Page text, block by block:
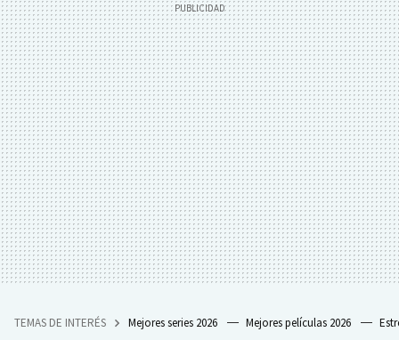
TEMAS DE INTERÉS Mejores series 2026 Mejores películas 2026